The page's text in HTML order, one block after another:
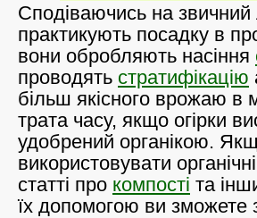
Сподіваючись на
практикують посадку в
вони обробляють насіння
проводять стратифікацію
більш якісного врожаю
трата часу, якщо огірки
удобрений органікою.
використовувати
статті про компості та
їх допомогою ви зможете